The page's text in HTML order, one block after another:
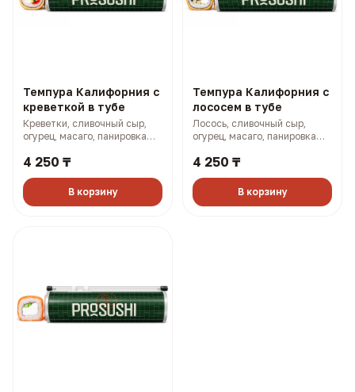
Темпура Калифорния с
креветкой в тубе
Креветки, сливочный сыр,
огурец, масаго, панировка
4 250 ₸
В корзину
Темпура Калифорния с
лососем в тубе
Лосось, сливочный сыр,
огурец, масаго, панировка
4 250 ₸
В корзину